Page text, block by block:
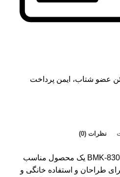
عضو شتاب، ایمن پرداخت
نظرات (0)
کیبوردوماوس بیسیم BMK-8301 RF یک محصول مناسب
طراحان و استفاده خانگی و